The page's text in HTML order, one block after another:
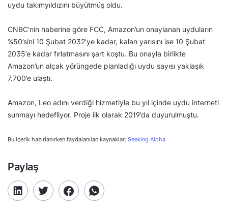
uydu takımyıldızını büyütmüş oldu.
CNBC’nin haberine göre FCC, Amazon’un onaylanan uyduların
%50’sini 10 Şubat 2032’ye kadar, kalan yarısını ise 10 Şubat
2035’e kadar fırlatmasını şart koştu. Bu onayla birlikte
Amazon’un alçak yörüngede planladığı uydu sayısı yaklaşık
7.700’e ulaştı.
Amazon, Leo adını verdiği hizmetiyle bu yıl içinde uydu interneti
sunmayı hedefliyor. Proje ilk olarak 2019’da duyurulmuştu.
Bu içerik hazırlanırken faydalanılan kaynaklar: Seeking Alpha
Paylaş